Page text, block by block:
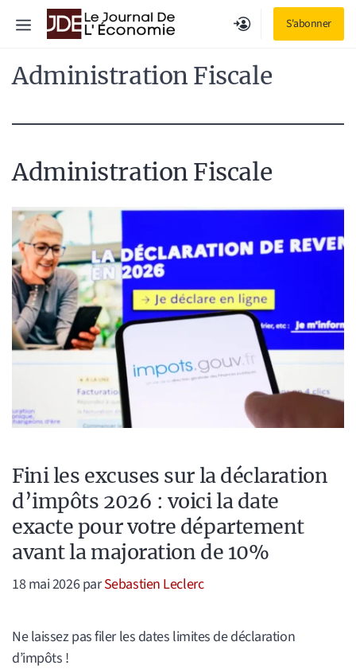
S'abonner
Menu
Administration Fiscale
Administration Fiscale
Fini les excuses sur la déclaration
d’impôts 2026 : voici la date
exacte pour votre département
avant la majoration de 10%
18 mai 2026parSebastien Leclerc
Ne laissez pas filer les dates limites de déclaration
d’impôts !